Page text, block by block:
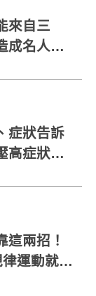
來自三
成名人確
症狀告訴
高症狀七
這兩招！
運動就是